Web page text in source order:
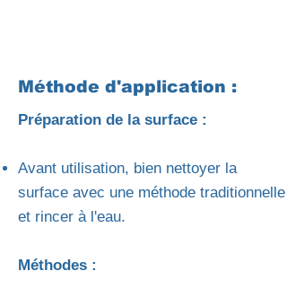
Méthode d'application :
Préparation de la surface :
Avant utilisation, bien nettoyer la
surface avec une méthode traditionnelle
et rincer à l'eau.
Méthodes :